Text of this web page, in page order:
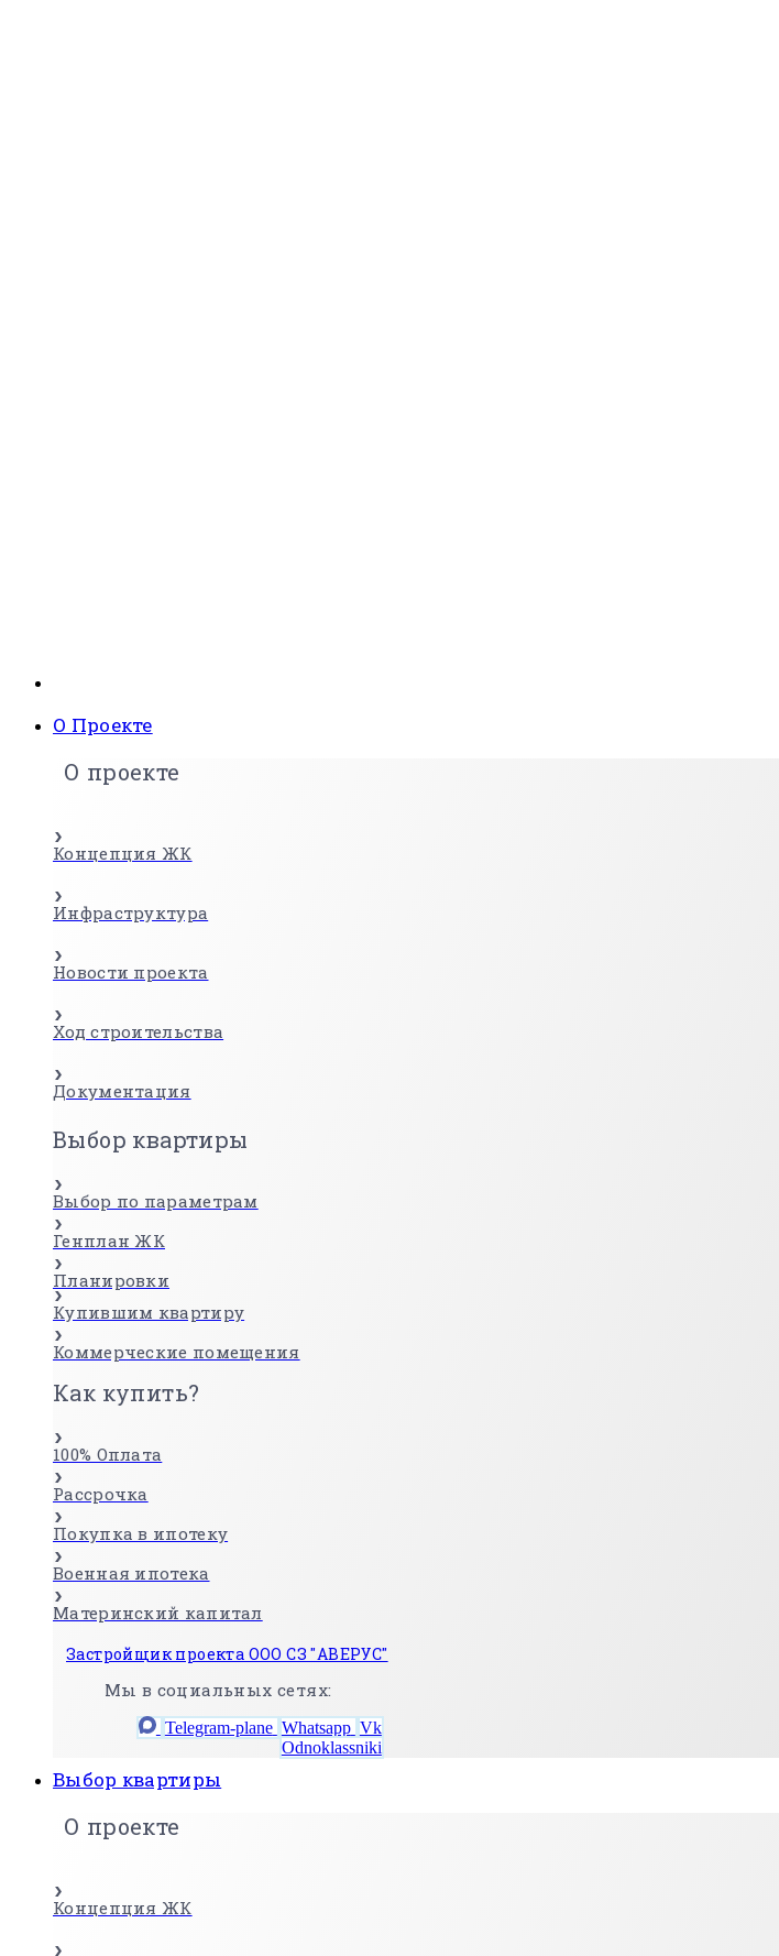
О Проекте
О проекте
Концепция ЖК
Инфраструктура
Новости проекта
Ход строительства
Документация
Выбор квартиры
Выбор по параметрам
Генплан ЖК
Планировки
Купившим квартиру
Коммерческие помещения
Как купить?
100% Оплата
Рассрочка
Покупка в ипотеку
Военная ипотека
Материнский капитал
Застройщик проекта ООО СЗ "АВЕРУС"
Мы в социальных сетях:
Telegram-plane Whatsapp Vk
Odnoklassniki
Выбор квартиры
О проекте
Концепция ЖК